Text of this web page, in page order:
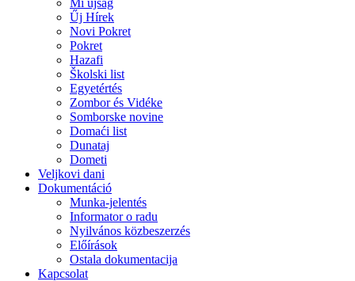
Mi újság
Űj Hírek
Novi Pokret
Pokret
Hazafi
Školski list
Egyetértés
Zombor és Vidéke
Somborske novine
Domaći list
Dunataj
Dometi
Veljkovi dani
Dokumentáció
Munka-jelentés
Informator o radu
Nyilvános közbeszerzés
Előírások
Ostala dokumentacija
Kapcsolat